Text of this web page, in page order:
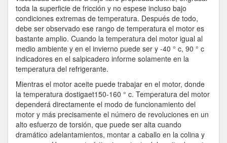
toda la superficie de fricción y no espese incluso bajo
condiciones extremas de temperatura. Después de todo,
debe ser observado ese rango de temperatura el motor es
bastante amplio. Cuando la temperatura del motor igual al
medio ambiente y en el invierno puede ser y -40 ° c, 90 ° c
indicadores en el salpicadero informe solamente en la
temperatura del refrigerante.
Mientras el motor aceite puede trabajar en el motor, donde
la temperatura dostigaet150-160 ° c. Temperatura del motor
dependerá directamente el modo de funcionamiento del
motor y más precisamente el número de revoluciones en un
alto esfuerzo de torsión, que puede ser alta cuando
dramático adelantamientos, montar a caballo en la colina y